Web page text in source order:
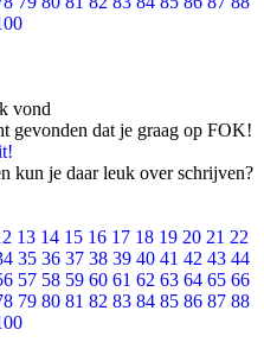
vond
gevonden dat je graag op FOK!
kun je daar leuk over schrijven?
13 14 15 16 17 18 19 20 21 22
35 36 37 38 39 40 41 42 43 44
57 58 59 60 61 62 63 64 65 66
79 80 81 82 83 84 85 86 87 88